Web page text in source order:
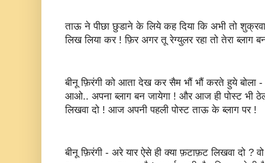
ताऊ ने पीछा छुडाने के लिये कह दिया कि अभी तो
लिख लिया कर ! फ़िर अगर तू रेग्युलर रहा तो तेरा ब्लाग
बीनू फ़िरंगी को आता देख कर सैम भौं भौं करते हुये बोला
आओ.. अपना ब्लाग बन जायेगा ! और आज ही पोस्ट भी
लिखवा दो ! आज अपनी पहली पोस्ट ताऊ के ब्लाग पर !
बीनू फ़िरंगी - अरे यार ऐसे ही क्या फ़टाफ़ट लिखवा दो ?